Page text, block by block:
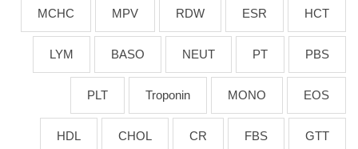
HCT
ESR
RDW
MPV
MCHC
PBS
PT
NEUT
BASO
LYM
EOS
MONO
Troponin
PLT
GTT
FBS
CR
CHOL
HDL